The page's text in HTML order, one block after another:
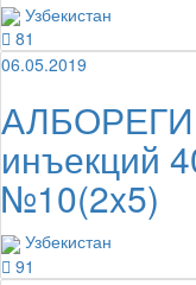
Узбекистан
81
06.05.2019
инъекций
№10(2x5)
Узбекистан
91